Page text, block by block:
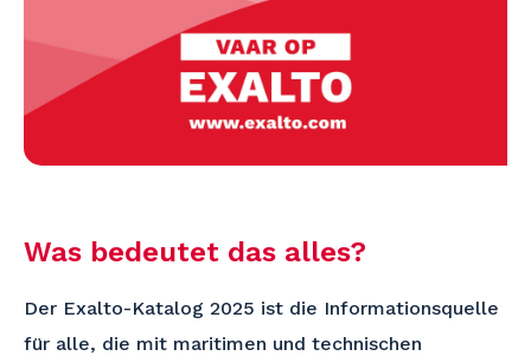
Was bedeutet das alles?
Der Exalto-Katalog 2025 ist die Informationsquelle
für alle, die mit maritimen und technischen